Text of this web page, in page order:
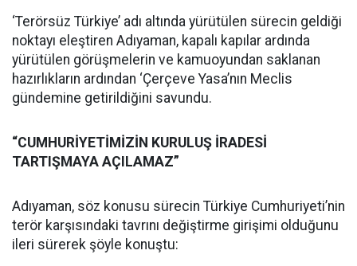
‘Terörsüz Türkiye’ adı altında yürütülen sürecin geldiği
noktayı eleştiren Adıyaman, kapalı kapılar ardında
yürütülen görüşmelerin ve kamuoyundan saklanan
hazırlıkların ardından ‘Çerçeve Yasa’nın Meclis
gündemine getirildiğini savundu.
“CUMHURİYETİMİZİN KURULUŞ İRADESİ
TARTIŞMAYA AÇILAMAZ”
Adıyaman, söz konusu sürecin Türkiye Cumhuriyeti’nin
terör karşısındaki tavrını değiştirme girişimi olduğunu
ileri sürerek şöyle konuştu: